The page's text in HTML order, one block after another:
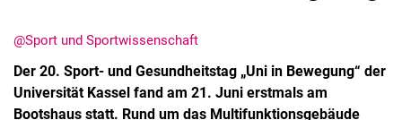
@Sport und Sportwissenschaft
Der 20. Sport- und Gesundheitstag „Uni in Bewegung“ der
Universität Kassel fand am 21. Juni erstmals am
Bootshaus statt. Rund um das Multifunktionsgebäude